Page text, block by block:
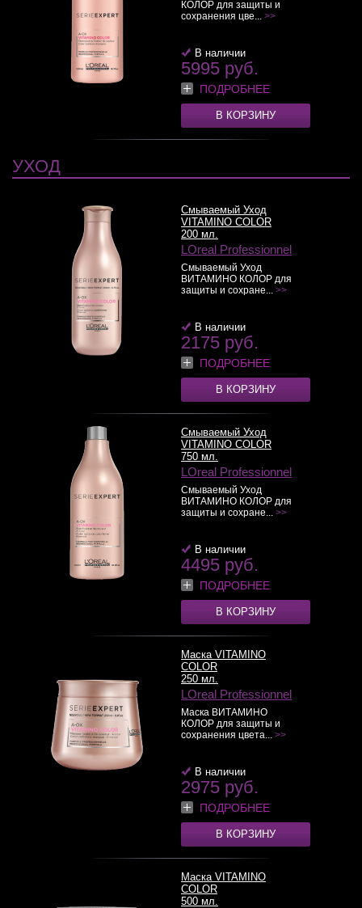
КОЛОР для защиты и
сохранения цве... >>
В наличии
5995 руб.
ПОДРОБНЕЕ
В КОРЗИНУ
УХОД
Смываемый Уход
VITAMINO COLOR
200 мл.
LOreal Professionnel
Смываемый Уход
ВИТАМИНО КОЛОР для
защиты и сохране... >>
В наличии
2175 руб.
ПОДРОБНЕЕ
В КОРЗИНУ
Смываемый Уход
VITAMINO COLOR
750 мл.
LOreal Professionnel
Смываемый Уход
ВИТАМИНО КОЛОР для
защиты и сохране... >>
В наличии
4495 руб.
ПОДРОБНЕЕ
В КОРЗИНУ
Маска VITAMINO
COLOR
250 мл.
LOreal Professionnel
Маска ВИТАМИНО
КОЛОР для защиты и
сохранения цвета... >>
В наличии
2975 руб.
ПОДРОБНЕЕ
В КОРЗИНУ
Маска VITAMINO
COLOR
500 мл.